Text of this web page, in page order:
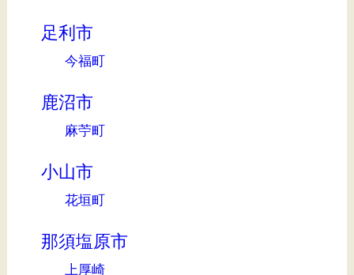
足利市
今福町
鹿沼市
麻苧町
小山市
花垣町
那須塩原市
上厚崎